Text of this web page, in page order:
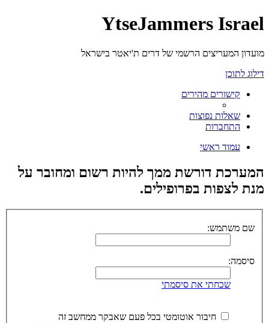
YtseJammers Israel
מועדון המעריצים הרשמי של דרים ת'יאטר בישראל
דילוג לתוכן
קישורים מהירים
שאלות נפוצות
התחברות
עמוד ראשי
המערכת דורשת ממך להיות רשום ומחובר על
מנת לצפות בפרופילים.
שם משתמש:
סיסמה:
שכחתי את סיסמתי
חיבור אוטומטי בכל פעם שאבקר ממחשב זה